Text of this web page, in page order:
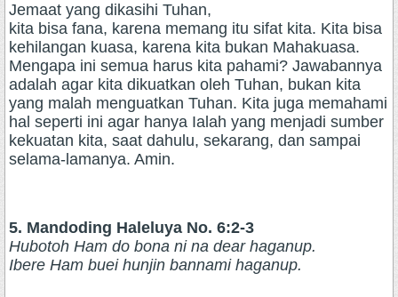
Jemaat yang dikasihi Tuhan,
kita bisa fana, karena memang itu sifat kita. Kita bisa
kehilangan kuasa, karena kita bukan Mahakuasa.
Mengapa ini semua harus kita pahami? Jawabannya
adalah agar kita dikuatkan oleh Tuhan, bukan kita
yang malah menguatkan Tuhan. Kita juga memahami
hal seperti ini agar hanya Ialah yang menjadi sumber
kekuatan kita, saat dahulu, sekarang, dan sampai
selama-lamanya. Amin.
5. Mandoding Haleluya No. 6:2-3
Hubotoh Ham do bona ni na dear haganup.
Ibere Ham buei hunjin bannami haganup.